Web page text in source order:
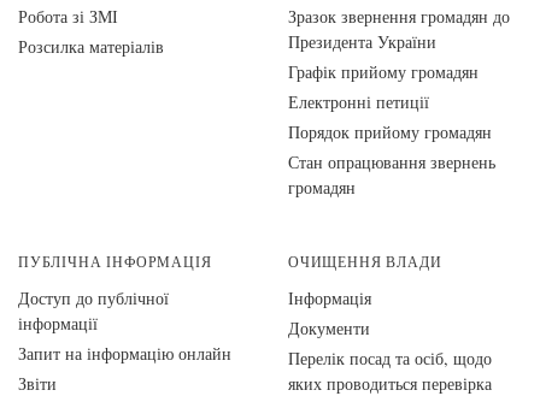
Робота зі ЗМІ
Розсилка матеріалів
Зразок звернення громадян до
Президента України
Графік прийому громадян
Електронні петиції
Порядок прийому громадян
Стан опрацювання звернень
громадян
ПУБЛІЧНА ІНФОРМАЦІЯ
Доступ до публічної
інформації
Запит на інформацію онлайн
Звіти
ОЧИЩЕННЯ ВЛАДИ
Інформація
Документи
Перелік посад та осіб, щодо
яких проводиться перевірка